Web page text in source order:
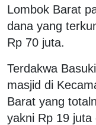
Lombok Barat
dana yang
Rp 70 juta.
Terdakwa
masjid di
Barat yang
yakni Rp 19 juta